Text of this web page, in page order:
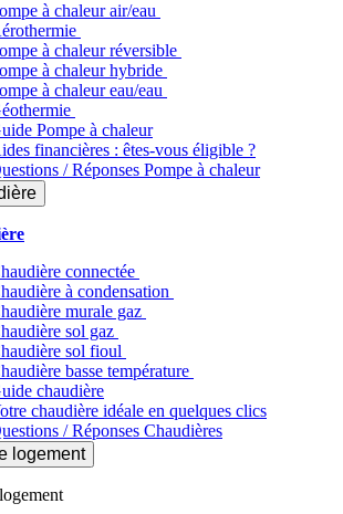
à chaleur air/eau
à chaleur réversible
à chaleur hybride
à chaleur​ eau/eau
Pompe à chaleur
financières : êtes-vous éligible ?
/ Réponses Pompe à chaleur
connectée
à condensation
murale gaz
sol gaz
sol fioul
basse température
chaudière
chaudière idéale en quelques clics
/ Réponses Chaudières
logement